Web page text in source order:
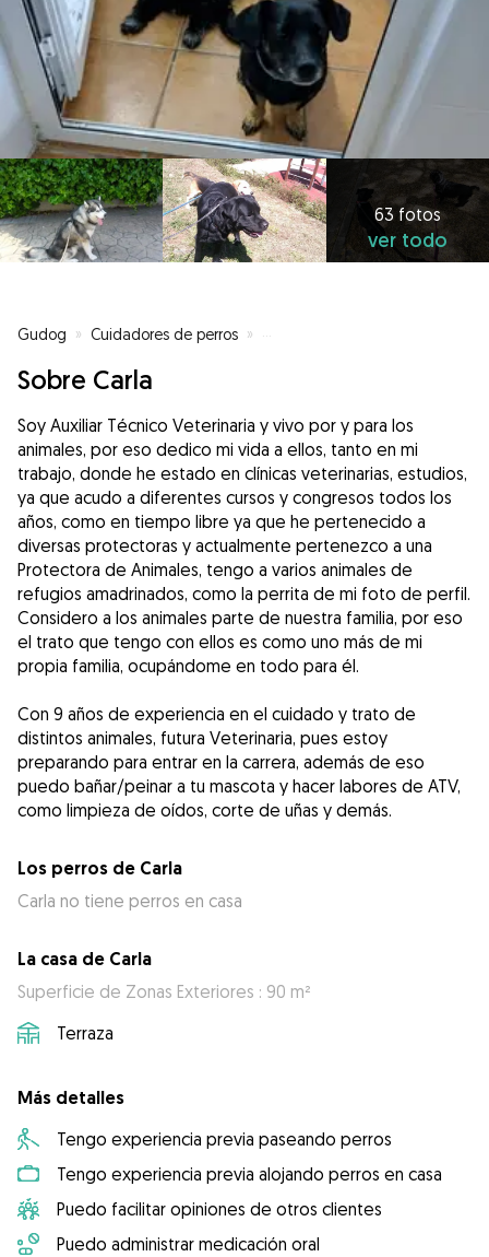
63 fotos
ver todo
Gudog » Cuidadores de perros » Cuidadores de perros en
Sobre Carla
Soy Auxiliar Técnico Veterinaria y vivo por y para los
animales, por eso dedico mi vida a ellos, tanto en mi
trabajo, donde he estado en clínicas veterinarias, estudios,
ya que acudo a diferentes cursos y congresos todos los
años, como en tiempo libre ya que he pertenecido a
diversas protectoras y actualmente pertenezco a una
Protectora de Animales, tengo a varios animales de
refugios amadrinados, como la perrita de mi foto de perfil.
Considero a los animales parte de nuestra familia, por eso
el trato que tengo con ellos es como uno más de mi
propia familia, ocupándome en todo para él.
Con 9 años de experiencia en el cuidado y trato de
distintos animales, futura Veterinaria, pues estoy
preparando para entrar en la carrera, además de eso
puedo bañar/peinar a tu mascota y hacer labores de ATV,
como limpieza de oídos, corte de uñas y demás.
Los perros de Carla
Carla no tiene perros en casa
La casa de Carla
Superficie de Zonas Exteriores : 90 m²
Terraza
Más detalles
Tengo experiencia previa paseando perros
Tengo experiencia previa alojando perros en casa
Puedo facilitar opiniones de otros clientes
Puedo administrar medicación oral